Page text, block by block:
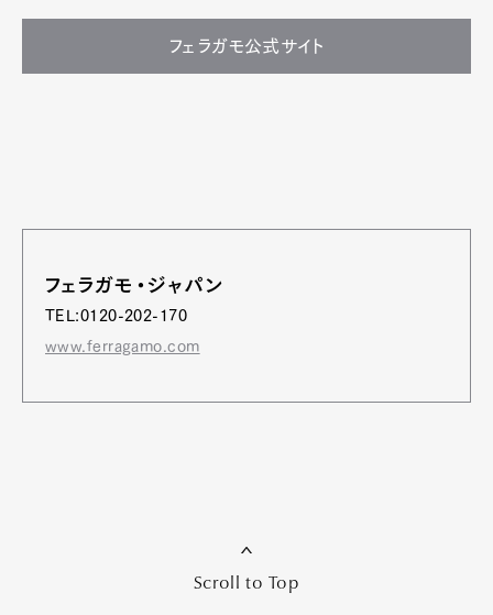
フェラガモ公式サイト
フェラガモ・ジャパン
TEL:0120-202-170
www.ferragamo.com
Scroll to Top